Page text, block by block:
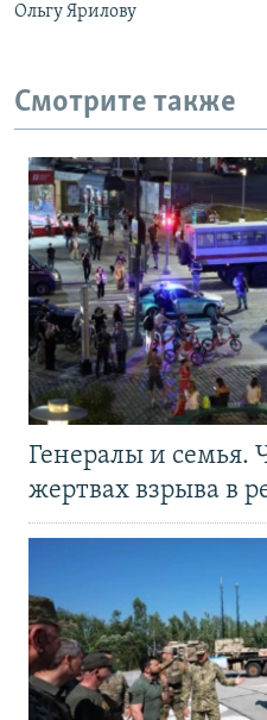
Ольгу Ярилову
Смотрите также
Генералы и семья.
жертвах взрыва в